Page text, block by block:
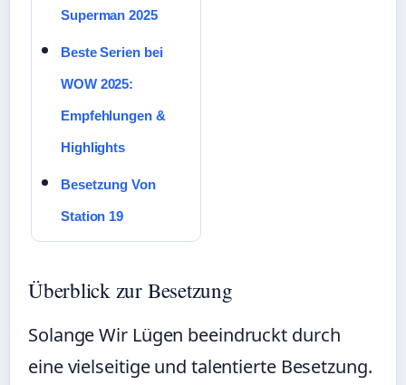
Superman 2025
Beste Serien bei
WOW 2025:
Empfehlungen &
Highlights
Besetzung Von
Station 19
Überblick zur Besetzung
Solange Wir Lügen beeindruckt durch
eine vielseitige und talentierte Besetzung.